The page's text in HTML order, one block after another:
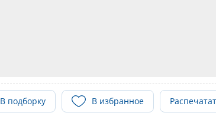
В подборку В избранное